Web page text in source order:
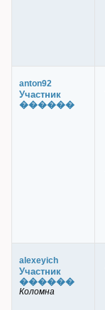
anton92
Участник
������
alexeyich
Участник
������
Коломна